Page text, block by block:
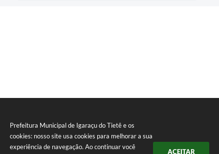
Prefeitura Municipal de Igaraçu do Tietê e os
cookies: nosso site usa cookies para melhorar a sua
experiência de navegação. Ao continuar você
ACEITAR